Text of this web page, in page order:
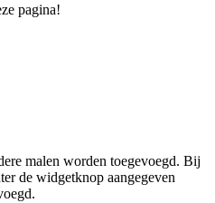
pagina!
malen worden toegevoegd. Bij
de widgetknop aangegeven